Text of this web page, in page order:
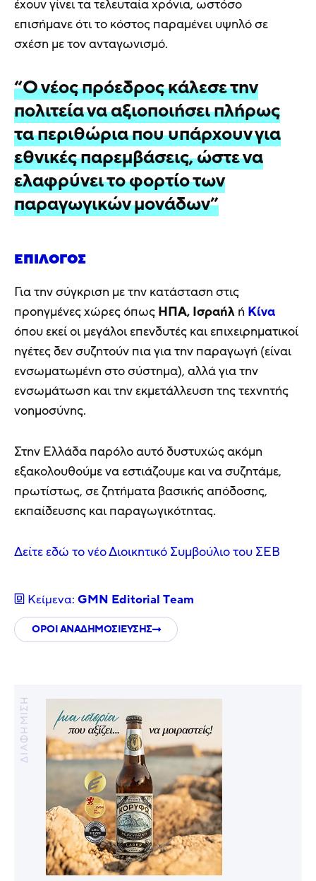
έχουν γίνει τα τελευταία χρόνια, ωστόσο
επισήμανε ότι το κόστος παραμένει υψηλό σε
σχέση με τον ανταγωνισμό.
“Ο νέος πρόεδρος κάλεσε την
πολιτεία να αξιοποιήσει πλήρως
τα περιθώρια που υπάρχουν για
εθνικές παρεμβάσεις, ώστε να
ελαφρύνει το φορτίο των
παραγωγικών μονάδων”
ΕΠΊΛΟΓΟΣ
Για την σύγκριση με την κατάσταση στις
προηγμένες χώρες όπως ΗΠΑ, Ισραήλ ή Κίνα
όπου εκεί οι μεγάλοι επενδυτές και επιχειρηματικοί
ηγέτες δεν συζητούν πια για την παραγωγή (είναι
ενσωματωμένη στο σύστημα), αλλά για την
ενσωμάτωση και την εκμετάλλευση της τεχνητής
νοημοσύνης.
Στην Ελλάδα παρόλο αυτό δυστυχώς ακόμη
εξακολουθούμε να εστιάζουμε και να συζητάμε,
πρωτίστως, σε ζητήματα βασικής απόδοσης,
εκπαίδευσης και παραγωγικότητας.
Δείτε εδώ το νέο Διοικητικό Συμβούλιο του ΣΕΒ
Κείμενα: GMN Editorial Τeam
ΟΡΟΙ ΑΝΑΔΗΜΟΣΙΕΥΣΗΣ
ΔΙΑΦΗΜΙΣΗ